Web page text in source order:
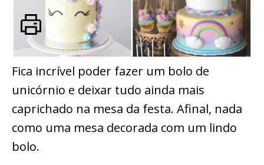
Fica incrível poder fazer um bolo de
unicórnio e deixar tudo ainda mais
caprichado na mesa da festa. Afinal, nada
como uma mesa decorada com um lindo
bolo.